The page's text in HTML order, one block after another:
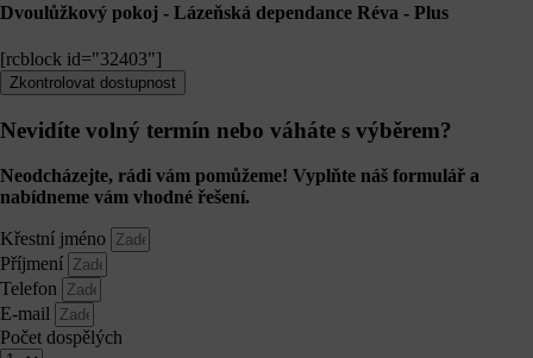
Dvoulůžkový pokoj - Lázeňská dependance Réva - Plus
[rcblock id="32403"]
Zkontrolovat dostupnost
Nevidíte volný termín nebo váháte s výběrem?
Neodcházejte, rádi vám pomůžeme! Vyplňte náš formulář a
nabídneme vám vhodné řešení.
Křestní jméno
Příjmení
Telefon
E-mail
Počet dospělých